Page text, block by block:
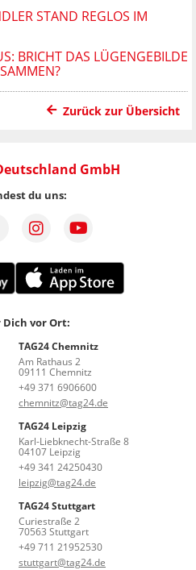
STAND REGLOS IM
BRICHT DAS LÜGENGEBILDE
Zurück zur Übersicht
GmbH
du uns:
vor Ort:
TAG24 Chemnitz
Am Rathaus 2
09111 Chemnitz
+49 371 6906600
chemnitz@tag24.de
TAG24 Leipzig
Karl-Liebknecht-Straße 8
04107 Leipzig
+49 341 24250430
leipzig@tag24.de
TAG24 Stuttgart
Curiestraße 2
70563 Stuttgart
+49 711 21952530
stuttgart@tag24.de